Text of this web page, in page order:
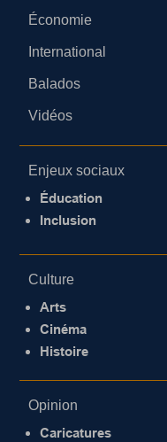
Économie
International
Balados
Vidéos
Enjeux sociaux
Éducation
Inclusion
Culture
Arts
Cinéma
Histoire
Opinion
Caricatures